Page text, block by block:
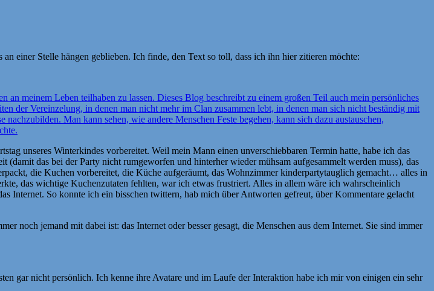
an einer Stelle hängen geblieben. Ich finde, den Text so toll, dass ich ihn hier zitieren möchte:
meinem Leben teilhaben zu lassen. Dieses Blog beschreibt zu einem großen Teil auch mein persönliches
der Vereinzelung, in denen man nicht mehr im Clan zusammen lebt, in denen man sich nicht beständig mit
Man kann sehen, wie andere Menschen Feste begehen, kann sich dazu austauschen,
unseres Winterkindes vorbereitet. Weil mein Mann einen unverschiebbaren Termin hatte, habe ich das
das bei der Party nicht rumgeworfen und hinterher wieder mühsam aufgesammelt werden muss), das
die Kuchen vorbereitet, die Küche aufgeräumt, das Wohnzimmer kinderpartytauglich gemacht… alles in
das wichtige Kuchenzutaten fehlten, war ich etwas frustriert. Alles in allem wäre ich wahrscheinlich
Internet. So konnte ich ein bisschen twittern, hab mich über Antworten gefreut, über Kommentare gelacht
noch jemand mit dabei ist: das Internet oder besser gesagt, die Menschen aus dem Internet. Sie sind immer
gar nicht persönlich. Ich kenne ihre Avatare und im Laufe der Interaktion habe ich mir von einigen ein sehr